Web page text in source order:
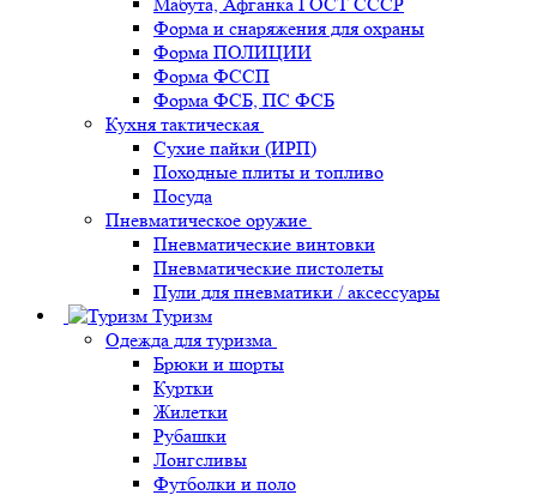
Форма и снаряжения для охраны
Форма ПОЛИЦИИ
Форма ФССП
Форма ФСБ, ПС ФСБ
Кухня тактическая
Сухие пайки (ИРП)
Походные плиты и топливо
Посуда
Пневматическое оружие
Пневматические винтовки
Пневматические пистолеты
Пули для пневматики / аксессуары
Туризм
Одежда для туризма
Брюки и шорты
Куртки
Жилетки
Рубашки
Лонгсливы
Футболки и поло